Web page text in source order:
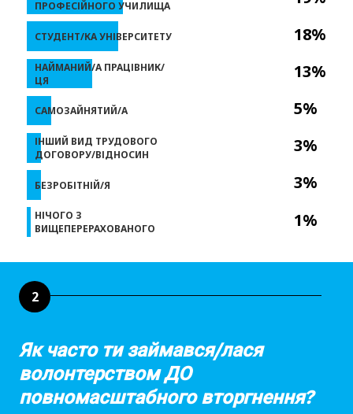
18%
13%
5%
3%
3%
1%
ПРОФЕСІЙНОГО УЧИЛИЩА
СТУДЕНТ/КА УНІВЕРСИТЕТУ
НАЙМАНИЙ/А ПРАЦІВНИК/
ЦЯ
САМОЗАЙНЯТИЙ/А
ІНШИЙ ВИД ТРУДОВОГО
ДОГОВОРУ/ВІДНОСИН
БЕЗРОБІТНІЙ/Я
НІЧОГО З
ВИЩЕПЕРЕРАХОВАНОГО
2
Як часто ти займався/лася
волонтерством ДО
повномасштабного вторгнення?